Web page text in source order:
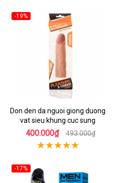
-19%
Don den da nguoi giong duong
vat sieu khung cuc sung
400.000₫ 493.000₫
-17%